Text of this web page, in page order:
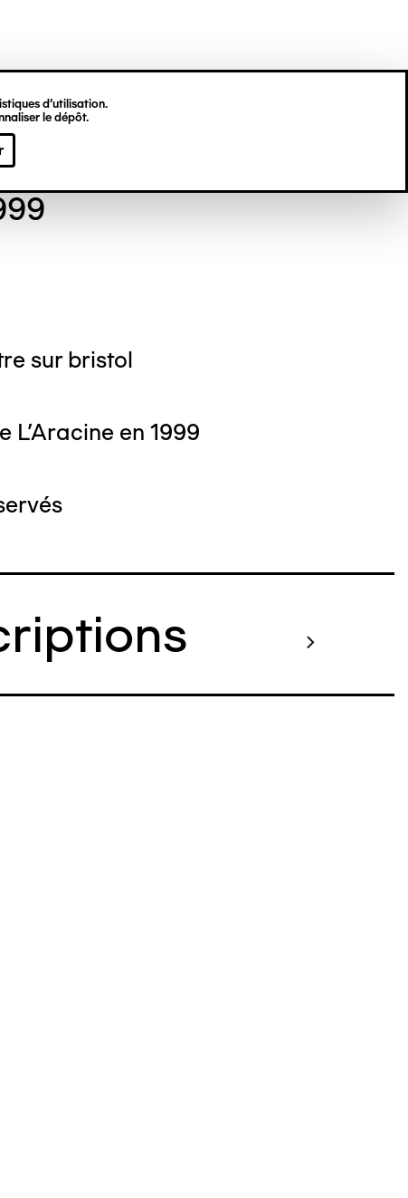
d’utilisation.
le dépôt.
TOURNAY
sur bristol
L'Aracine en 1999